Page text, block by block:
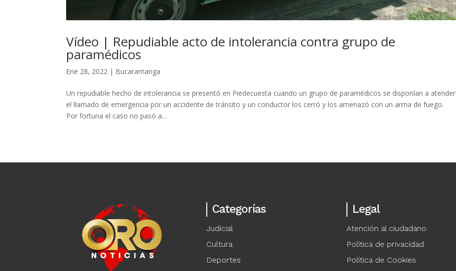
Vídeo | Repudiable acto de intolerancia contra grupo de
paramédicos
Ene 28, 2022 | Bucaramanga
Un repudiable hecho de intolerancia se presentó en Piedecuesta cuando un grupo de paramédicos se disponían a atender
el llamado de emergencia por un accidente de tránsito y un conductor los cerró y los amenazó con un arma de fuego.
Por fortuna el caso no pasó a...
Categorías
Judicial
Cultura
Deportes
Legal
Atención al ciudadano
Política de privacidad
Política de Cookies